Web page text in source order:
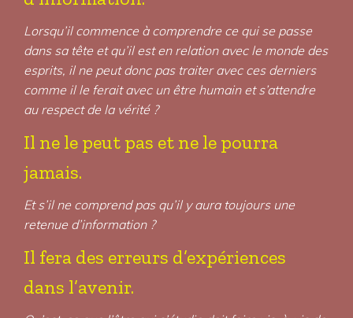
Lorsqu’il commence à comprendre ce qui se passe
dans sa tête et qu’il est en relation avec le monde des
esprits, il ne peut donc pas traiter avec ces derniers
comme il le ferait avec un être humain et s’attendre
au respect de la vérité ?
Il ne le peut pas et ne le pourra
jamais.
Et s’il ne comprend pas qu’il y aura toujours une
retenue d’information ?
Il fera des erreurs d’expériences
dans l’avenir.